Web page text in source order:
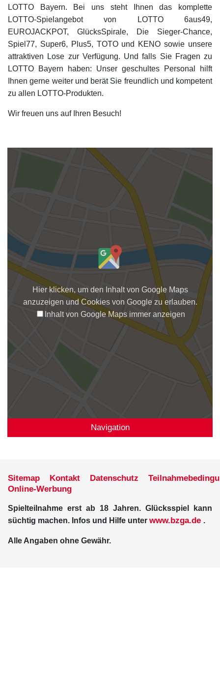
LOTTO Bayern. Bei uns steht Ihnen das komplette
LOTTO-Spielangebot von LOTTO 6aus49,
EUROJACKPOT, GlücksSpirale, Die Sieger-Chance,
Spiel77, Super6, Plus5, TOTO und KENO sowie unsere
attraktiven Lose zur Verfügung. Und falls Sie Fragen zu
LOTTO Bayern haben: Unser geschultes Personal hilft
Ihnen gerne weiter und berät Sie freundlich und kompetent
zu allen LOTTO-Produkten.
Wir freuen uns auf Ihren Besuch!
Hier klicken, um den Inhalt von Google Maps
anzuzeigen und Cookies von Google zu erlauben.
Inhalt von Google Maps immer anzeigen
Navigation
Sitemap Kontakt Datenschutz
Online-Werbung
Spielteilnahme erst ab 18 Jahren. Glücksspiel kann
süchtig machen. Infos und Hilfe unter www.bzga.de .
Alle Angaben ohne Gewähr.